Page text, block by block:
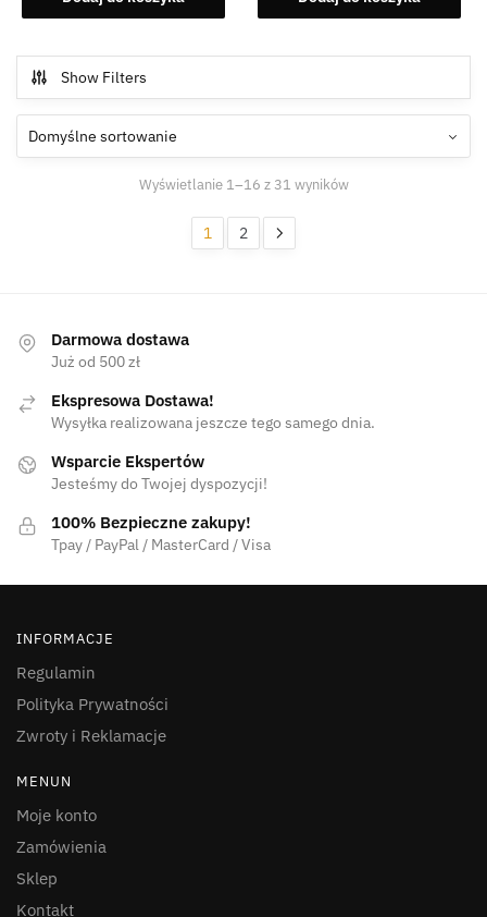
Show Filters
Wyświetlanie 1–16 z 31 wyników
1 2
Darmowa dostawa
Już od 500 zł
Ekspresowa Dostawa!
Wysyłka realizowana jeszcze tego samego dnia.
Wsparcie Ekspertów
Jesteśmy do Twojej dyspozycji!
100% Bezpieczne zakupy!
Tpay / PayPal / MasterCard / Visa
INFORMACJE
Regulamin
Polityka Prywatności
Zwroty i Reklamacje
MENUN
Moje konto
Zamówienia
Sklep
Kontakt